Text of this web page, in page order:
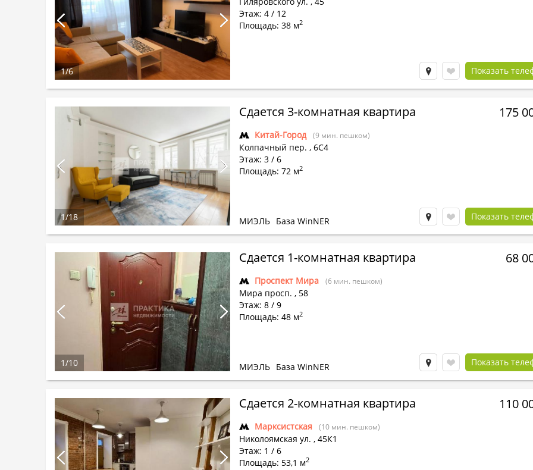
Этаж: 4 / 12
Площадь: 38 м2
Показать
1/6
Сдается 3-комнатная квартира
Китай-Город (9 мин. пешком)
Колпачный пер. , 6С4
Этаж: 3 / 6
Площадь: 72 м2
175
МИЭЛЬ База WinNER Показать
1/18
Сдается 1-комнатная квартира
Проспект Мира (6 мин. пешком)
Мира просп. , 58
Этаж: 8 / 9
Площадь: 48 м2
68
МИЭЛЬ База WinNER Показать
1/10
Сдается 2-комнатная квартира
Марксистская (10 мин. пешком)
Николоямская ул. , 45К1
Этаж: 1 / 6
Площадь: 53,1 м2
110